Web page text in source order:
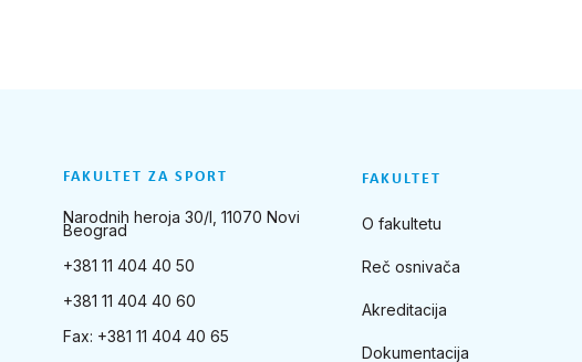
FAKULTET ZA SPORT
Narodnih heroja 30/I, 11070 Novi
Beograd
+381 11 404 40 50
+381 11 404 40 60
Fax: +381 11 404 40 65
FAKULTET
O fakultetu
Reč osnivača
Akreditacija
Dokumentacija